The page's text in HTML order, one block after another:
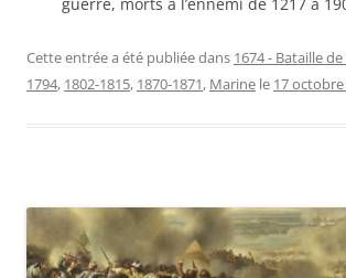
Cette entrée a été publiée dans 1674 - Bataille
1794, 1802-1815, 1870-1871, Marine le 17 octobre